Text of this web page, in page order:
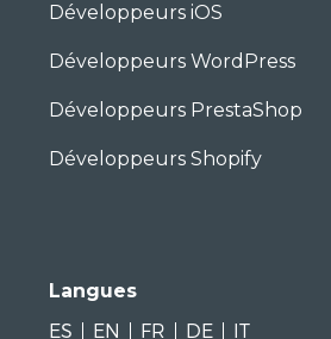
Développeurs iOS
Développeurs WordPress
Développeurs PrestaShop
Développeurs Shopify
Langues
ES
EN FR DE IT